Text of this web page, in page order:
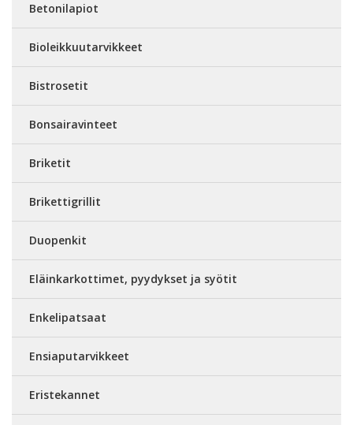
Betonilapiot
Bioleikkuutarvikkeet
Bistrosetit
Bonsairavinteet
Briketit
Brikettigrillit
Duopenkit
Eläinkarkottimet, pyydykset ja syötit
Enkelipatsaat
Ensiaputarvikkeet
Eristekannet